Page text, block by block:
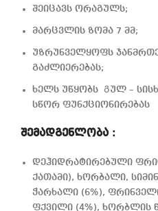
შეიცავს ორაგულს;
მარცვლის ზომა 7 მმ;
უზრუნველყოფს
გაძლიერებას;
ხელს უწყობს Გულ –
სწორ ფუნქციონირებას
შემადგენლობა :
დეჰიდრატირებული
ქათამი), ხორბალი,
ჭარხალი (6%),
ფქვილი (4%), ხორბლის